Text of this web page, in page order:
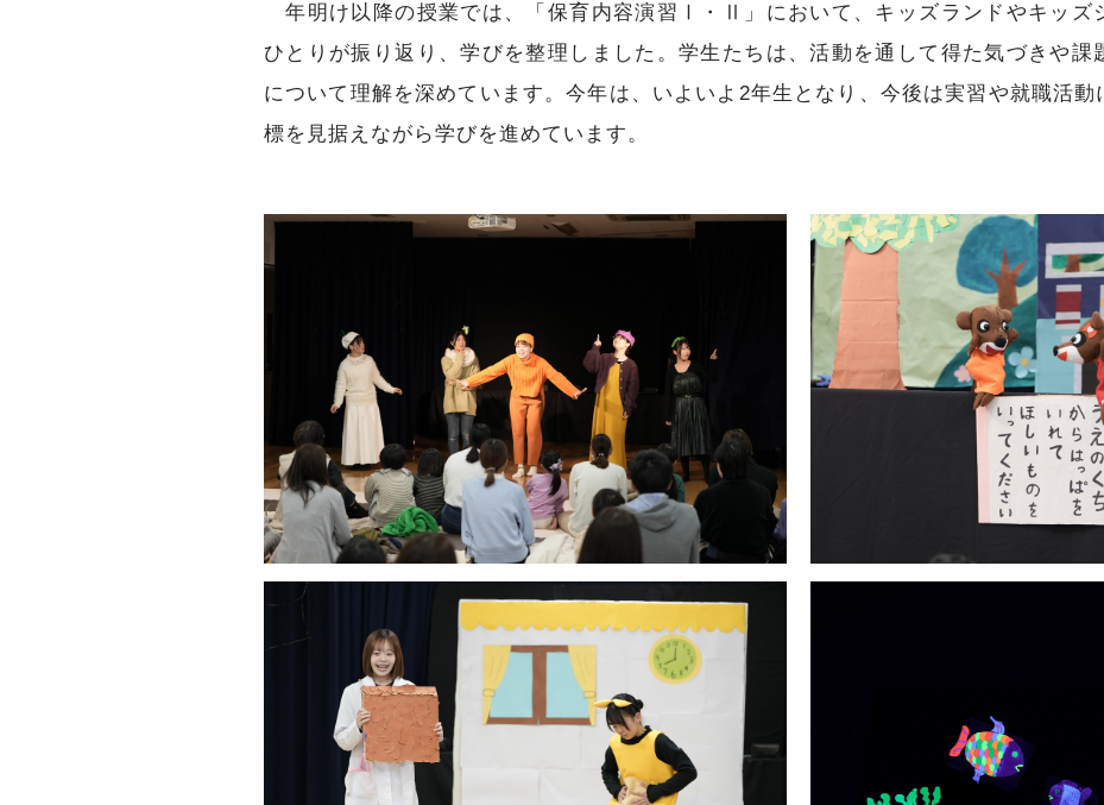
年明け以降の授業では、「保育内容演習Ⅰ・Ⅱ」において、キッズランドやキッズ
ひとりが振り返り、学びを整理しました。学生たちは、活動を通して得た気づきや課
について理解を深めています。今年は、いよいよ2年生となり、今後は実習や就職活動
標を見据えながら学びを進めています。